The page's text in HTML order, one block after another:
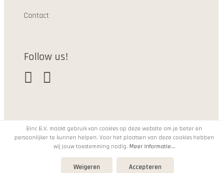
Contact
Follow us!
© 2021
Binc B.V. maakt gebruik van cookies op deze website om je beter en
persoonlijker te kunnen helpen. Voor het plaatsen van deze cookies hebben
wij jouw toestemming nodig. Meer informatie...
Weigeren Accepteren